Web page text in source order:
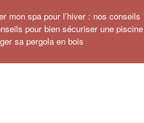
mon spa pour l’hiver : nos conseils
pour bien sécuriser une piscine
sa pergola en bois